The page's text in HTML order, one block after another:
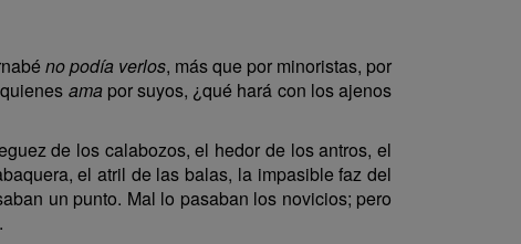
no podía verlos, más que por minoristas, por
ama por suyos, ¿qué hará con los ajenos
de los calabozos, el hedor de los antros, el
el atril de las balas, la impasible faz del
un punto. Mal lo pasaban los novicios; pero